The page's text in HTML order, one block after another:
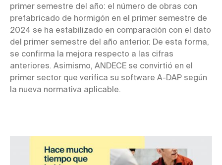
primer semestre del año: el número de obras con
prefabricado de hormigón en el primer semestre de
2024 se ha estabilizado en comparación con el dato
del primer semestre del año anterior. De esta forma,
se confirma la mejora respecto a las cifras
anteriores. Asimismo, ANDECE se convirtió en el
primer sector que verifica su software A-DAP según
la nueva normativa aplicable.